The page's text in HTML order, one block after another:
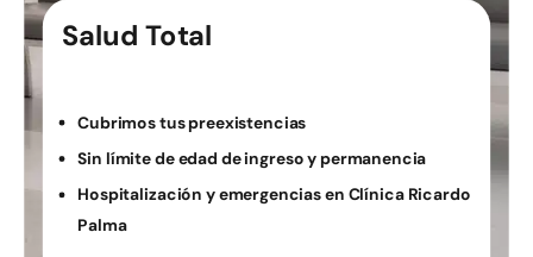
Salud Total
Cubrimos tus preexistencias
Sin límite de edad de ingreso y permanencia
Hospitalización y emergencias en Clínica Ricardo
Palma